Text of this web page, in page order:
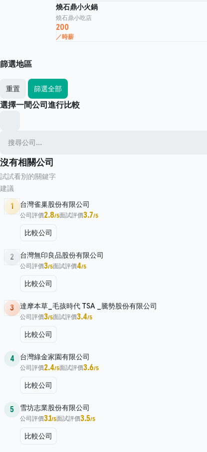
燒石鼎小火鍋
燒石鼎小吃店
200
／時薪
篩選地區
重置 篩選全部
選擇一間公司進行比較
沒有相關公司
試試看別的關鍵字
建議
1 台灣雀巢股份有限公司
公司評價2.8/5面試評價3.7/5
比較公司
2 台灣無印良品股份有限公司
公司評價3/5面試評價4/5
比較公司
3 達摩本草_毛孩時代 TSA _騰勢股份有限公司
公司評價3/5面試評價3.4/5
比較公司
4 台灣綠金家園有限公司
公司評價2.4/5面試評價3.6/5
比較公司
5 雪坊志業股份有限公司
公司評價3.1/5面試評價3.5/5
比較公司